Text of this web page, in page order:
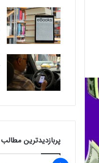
پربازدیدترین مطالب